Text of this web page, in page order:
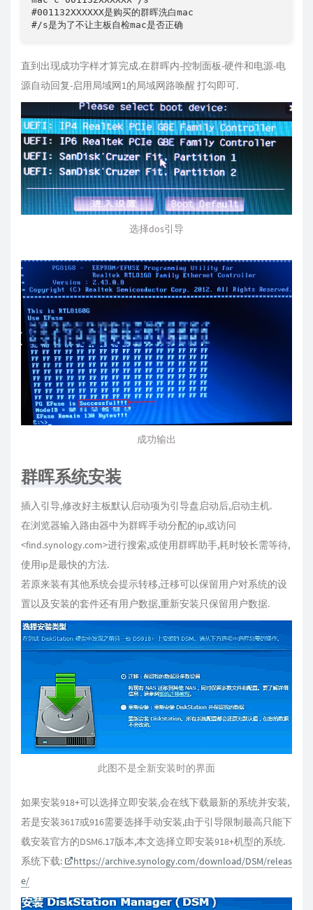
#001132XXXXXX是购买的群晖洗白mac
#/s是为了不让主板自检mac是否正确
直到出现成功字样才算完成.在群晖内-控制面板-硬件和电源-电
源自动回复-启用局域网1的局域网路唤醒 打勾即可.
选择dos引导
成功输出
群晖系统安装
插入引导,修改好主板默认启动项为引导盘启动后,启动主机.
在浏览器输入路由器中为群晖手动分配的ip,或访问
<find.synology.com>进行搜索,或使用群晖助手,耗时较长需等待,
使用ip是最快的方法.
若原来装有其他系统会提示转移,迁移可以保留用户对系统的设
置以及安装的套件还有用户数据,重新安装只保留用户数据.
此图不是全新安装时的界面
如果安装918+可以选择立即安装,会在线下载最新的系统并安装,
若是安装3617或916需要选择手动安装,由于引导限制最高只能下
载安装官方的DSM6.17版本,本文选择立即安装918+机型的系统.
系统下载:
https://archive.synology.com/download/DSM/releas
e/